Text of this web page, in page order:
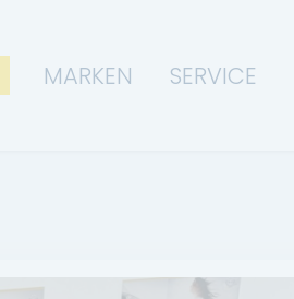
MARKEN SERVICE